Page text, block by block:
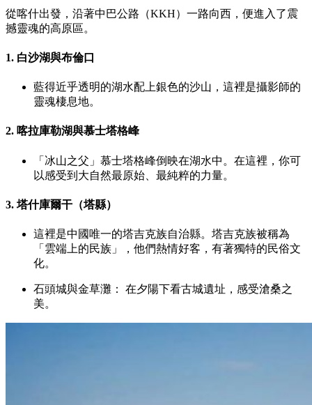
從喀什出發，沿著中巴公路（KKH）一路向西，便進入了震
撼靈魂的高原區。
1. 白沙湖與布倫口
藍得近乎透明的湖水配上銀色的沙山，這裡是攝影師的
靈魂棲息地。
2. 喀拉庫勒湖與慕士塔格峰
「冰山之父」慕士塔格峰倒映在湖水中。在這裡，你可
以感受到大自然最原始、最純粹的力量。
3. 塔什庫爾干（塔縣）
這裡是中國唯一的塔吉克族自治縣。塔吉克族被稱為
「雲端上的民族」，他們熱情好客，有著獨特的民俗文
化。
石頭城與金草灘： 在夕陽下看古城遺址，感受滄桑之
美。